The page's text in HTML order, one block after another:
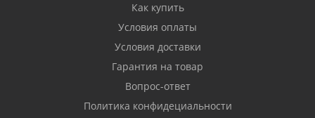
Как купить
Условия оплаты
Условия доставки
Гарантия на товар
Вопрос-ответ
Политика конфидециальности